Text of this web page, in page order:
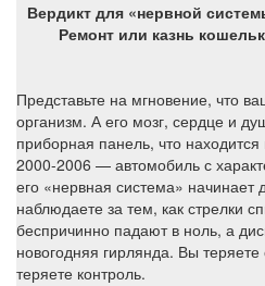
Вердикт для «нервной
Ремонт или казнь
Представьте на мгновение, что
организм. А его мозг, сердце и
приборная панель, что
2000-2006 — автомобиль с
его «нервная система» начинает
наблюдаете за тем, как стрелки
беспричинно падают в ноль, а
новогодняя гирлянда. Вы
теряете контроль.